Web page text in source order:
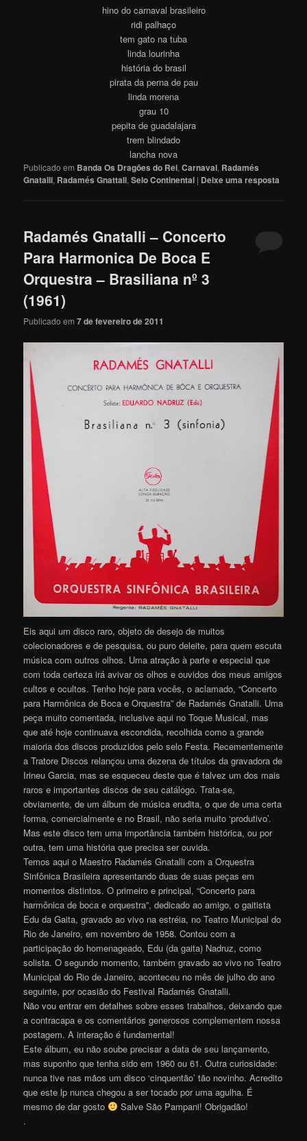
hino do carnaval brasileiro
ridi palhaço
tem gato na tuba
linda lourinha
história do brasil
pirata da perna de pau
linda morena
grau 10
pepita de guadalajara
trem blindado
lancha nova
Publicado em Banda Os Dragões do Rei,Carnaval, Radamés
Gnatalli, Radamés Gnattali,Selo Continental | Deixe uma resposta
Radamés Gnatalli – Concerto
Para Harmonica De Boca E
Orquestra – Brasiliana nº 3
(1961)
Publicado em7 de fevereiro de 2011
Eis aqui um disco raro, objeto de desejo de muitos
colecionadores e de pesquisa, ou puro deleite, para quem escuta
música com outros olhos. Uma atração à parte e especial que
com toda certeza irá avivar os olhos e ouvidos dos meus amigos
cultos e ocultos. Tenho hoje para vocês, o aclamado, “Concerto
para Harmônica de Boca e Orquestra” de Radamés Gnatalli. Uma
peça muito comentada, inclusive aqui no Toque Musical, mas
que até hoje continuava escondida, recolhida como a grande
maioria dos discos produzidos pelo selo Festa. Recementemente
a Tratore Discos relançou uma dezena de títulos da gravadora de
Irineu Garcia, mas se esqueceu deste que é talvez um dos mais
raros e importantes discos de seu catálogo. Trata-se,
obviamente, de um álbum de música erudita, o que de uma certa
forma, comercialmente e no Brasil, não seria muito ‘produtivo’.
Mas este disco tem uma importância também histórica, ou por
outra, tem uma história que precisa ser ouvida.
Temos aqui o Maestro Radamés Gnatalli com a Orquestra
Sinfônica Brasileira apresentando duas de suas peças em
momentos distintos. O primeiro e principal, “Concerto para
harmônica de boca e orquestra”, dedicado ao amigo, o gaitista
Edu da Gaita, gravado ao vivo na estréia, no Teatro Municipal do
Rio de Janeiro, em novembro de 1958. Contou com a
participação do homenageado, Edu (da gaita) Nadruz, como
solista. O segundo momento, também gravado ao vivo no Teatro
Municipal do Rio de Janeiro, aconteceu no mês de julho do ano
seguinte, por ocasião do Festival Radamés Gnatalli.
Não vou entrar em detalhes sobre esses trabalhos, deixando que
a contracapa e os comentários generosos complementem nossa
postagem. A interação é fundamental!
Este álbum, eu não soube precisar a data de seu lançamento,
mas suponho que tenha sido em 1960 ou 61. Outra curiosidade:
nunca tive nas mãos um disco ‘cinquentão’ tão novinho. Acredito
que este lp nunca chegou a ser tocado por uma agulha. É
mesmo de dar gosto
Salve São Pampani! Obrigadão!
.